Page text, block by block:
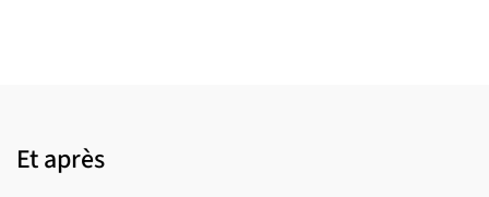
Et après